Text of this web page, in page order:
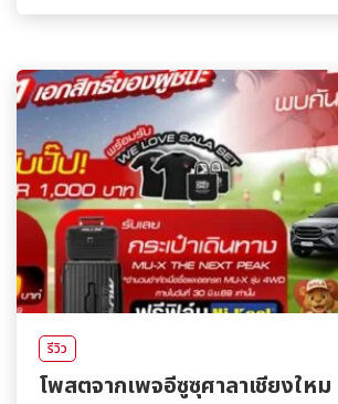
รีวิว
โพสตจากเพจอีซูซุศาลาเชียงใหม